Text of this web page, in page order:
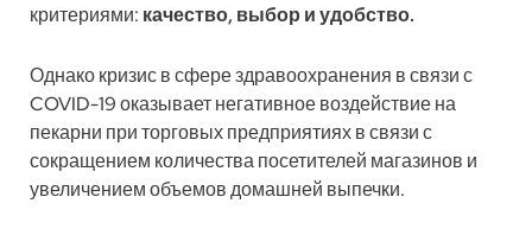
критериями: качество, выбор и удобство.
Однако кризис в сфере здравоохранения в связи с
COVID-19 оказывает негативное воздействие на
пекарни при торговых предприятиях в связи с
сокращением количества посетителей магазинов и
увеличением объемов домашней выпечки.